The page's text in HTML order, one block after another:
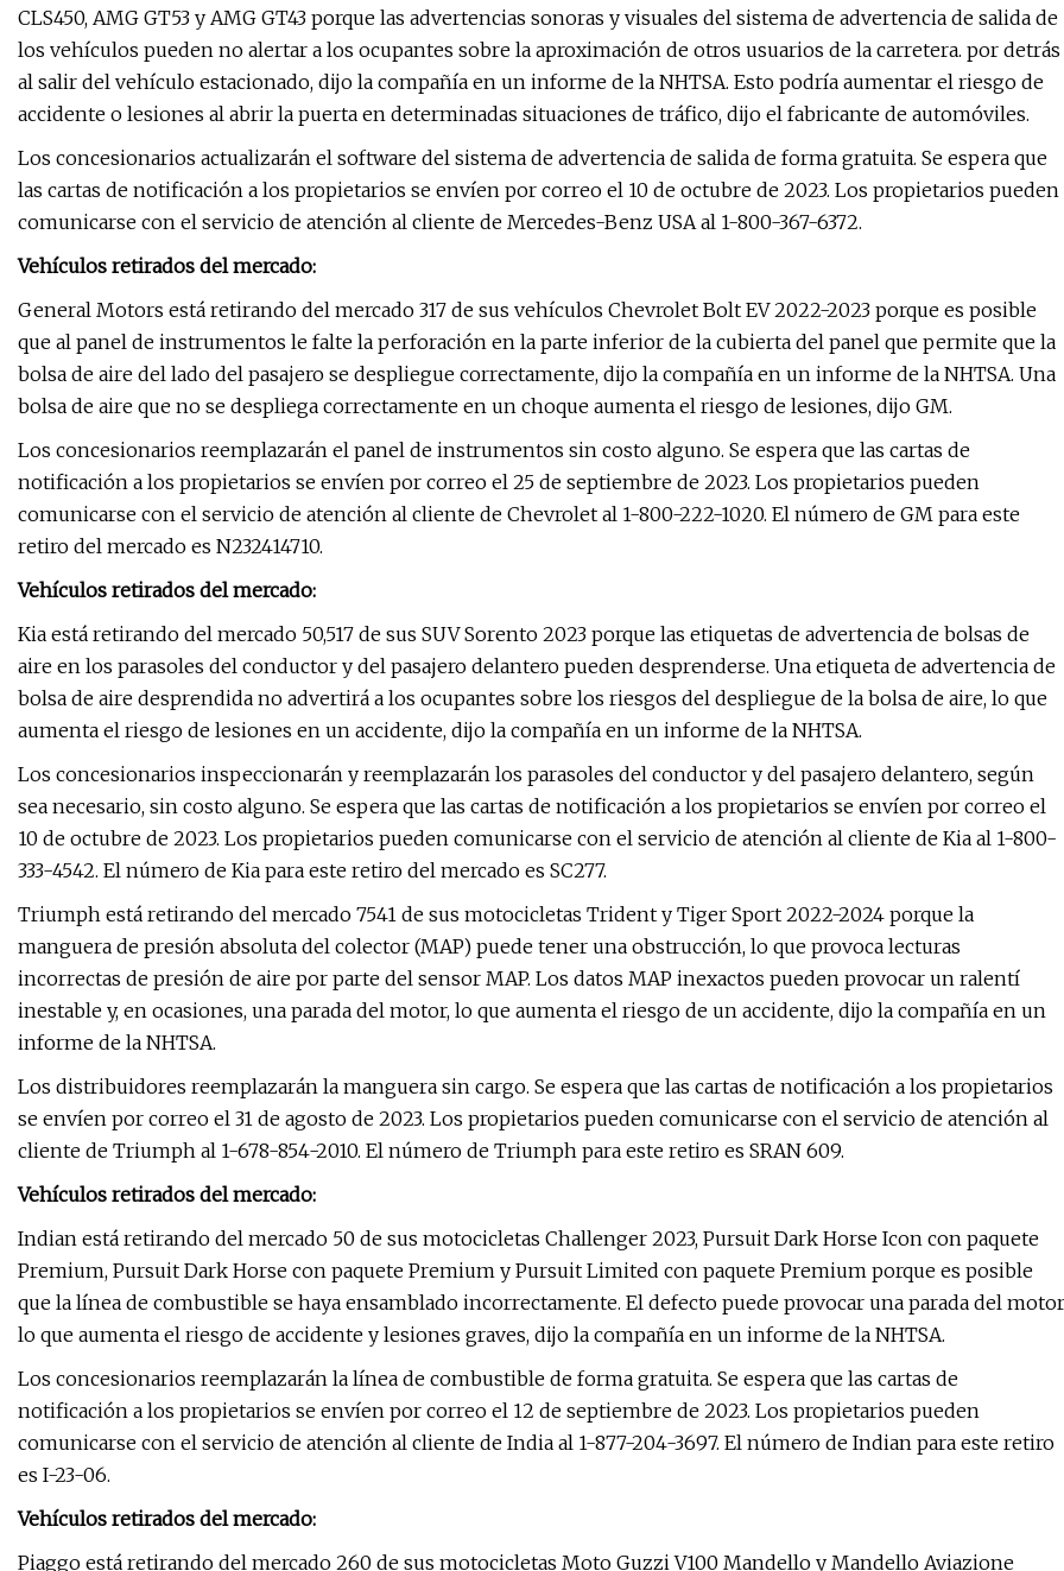
CLS450, AMG GT53 y AMG GT43 porque las advertencias sonoras y visuales del sistema de advertencia de salida de
los vehículos pueden no alertar a los ocupantes sobre la aproximación de otros usuarios de la carretera. por detrás
al salir del vehículo estacionado, dijo la compañía en un informe de la NHTSA. Esto podría aumentar el riesgo de
accidente o lesiones al abrir la puerta en determinadas situaciones de tráfico, dijo el fabricante de automóviles.
Los concesionarios actualizarán el software del sistema de advertencia de salida de forma gratuita. Se espera que
las cartas de notificación a los propietarios se envíen por correo el 10 de octubre de 2023. Los propietarios pueden
comunicarse con el servicio de atención al cliente de Mercedes-Benz USA al 1-800-367-6372.
Vehículos retirados del mercado:
General Motors está retirando del mercado 317 de sus vehículos Chevrolet Bolt EV 2022-2023 porque es posible
que al panel de instrumentos le falte la perforación en la parte inferior de la cubierta del panel que permite que la
bolsa de aire del lado del pasajero se despliegue correctamente, dijo la compañía en un informe de la NHTSA. Una
bolsa de aire que no se despliega correctamente en un choque aumenta el riesgo de lesiones, dijo GM.
Los concesionarios reemplazarán el panel de instrumentos sin costo alguno. Se espera que las cartas de
notificación a los propietarios se envíen por correo el 25 de septiembre de 2023. Los propietarios pueden
comunicarse con el servicio de atención al cliente de Chevrolet al 1-800-222-1020. El número de GM para este
retiro del mercado es N232414710.
Vehículos retirados del mercado:
Kia está retirando del mercado 50,517 de sus SUV Sorento 2023 porque las etiquetas de advertencia de bolsas de
aire en los parasoles del conductor y del pasajero delantero pueden desprenderse. Una etiqueta de advertencia de
bolsa de aire desprendida no advertirá a los ocupantes sobre los riesgos del despliegue de la bolsa de aire, lo que
aumenta el riesgo de lesiones en un accidente, dijo la compañía en un informe de la NHTSA.
Los concesionarios inspeccionarán y reemplazarán los parasoles del conductor y del pasajero delantero, según
sea necesario, sin costo alguno. Se espera que las cartas de notificación a los propietarios se envíen por correo el
10 de octubre de 2023. Los propietarios pueden comunicarse con el servicio de atención al cliente de Kia al 1-800-
333-4542. El número de Kia para este retiro del mercado es SC277.
Triumph está retirando del mercado 7541 de sus motocicletas Trident y Tiger Sport 2022-2024 porque la
manguera de presión absoluta del colector (MAP) puede tener una obstrucción, lo que provoca lecturas
incorrectas de presión de aire por parte del sensor MAP. Los datos MAP inexactos pueden provocar un ralentí
inestable y, en ocasiones, una parada del motor, lo que aumenta el riesgo de un accidente, dijo la compañía en un
informe de la NHTSA.
Los distribuidores reemplazarán la manguera sin cargo. Se espera que las cartas de notificación a los propietarios
se envíen por correo el 31 de agosto de 2023. Los propietarios pueden comunicarse con el servicio de atención al
cliente de Triumph al 1-678-854-2010. El número de Triumph para este retiro es SRAN 609.
Vehículos retirados del mercado:
Indian está retirando del mercado 50 de sus motocicletas Challenger 2023, Pursuit Dark Horse Icon con paquete
Premium, Pursuit Dark Horse con paquete Premium y Pursuit Limited con paquete Premium porque es posible
que la línea de combustible se haya ensamblado incorrectamente. El defecto puede provocar una parada del
lo que aumenta el riesgo de accidente y lesiones graves, dijo la compañía en un informe de la NHTSA.
Los concesionarios reemplazarán la línea de combustible de forma gratuita. Se espera que las cartas de
notificación a los propietarios se envíen por correo el 12 de septiembre de 2023. Los propietarios pueden
comunicarse con el servicio de atención al cliente de India al 1-877-204-3697. El número de Indian para este retiro
es I-23-06.
Vehículos retirados del mercado:
Piaggo está retirando del mercado 260 de sus motocicletas Moto Guzzi V100 Mandello y Mandello Aviazione